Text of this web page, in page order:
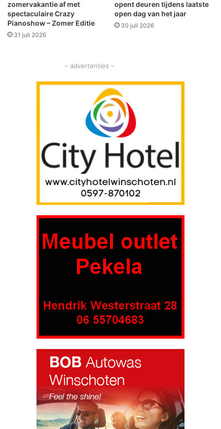
n
h
e
i
h
o
t
e
zomervakantie af met
spectaculaire Crazy
Pianoshow – Zomer Editie
31 juli 2026
opent deuren tijdens laatste
open dag van het jaar
30 juli 2026
– advertenties –